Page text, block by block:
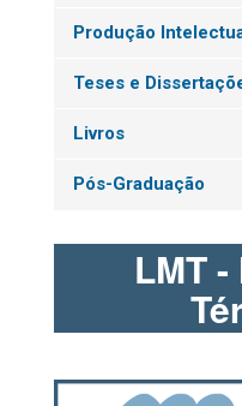
Produção
Teses e
Livros
Pós-Graduação
LMT